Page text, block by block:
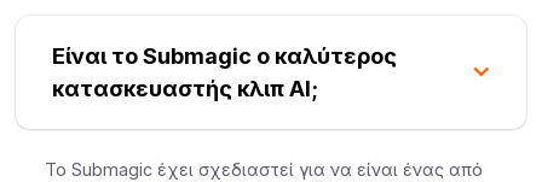
Είναι το Submagic ο καλύτερος
κατασκευαστής κλιπ AI;
Το Submagic έχει σχεδιαστεί για να είναι ένας από